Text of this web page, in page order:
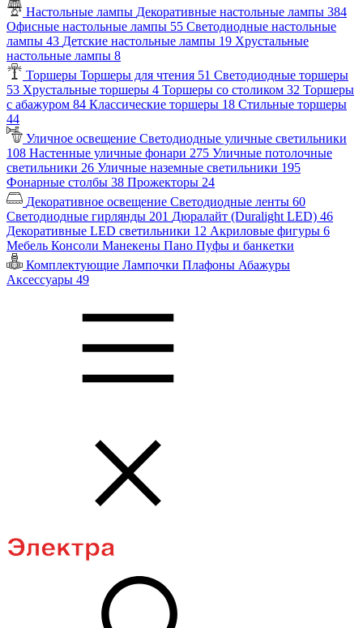
Настольные лампы Декоративные настольные лампы 384
Офисные настольные лампы 55 Светодиодные настольные
лампы 43 Детские настольные лампы 19 Хрустальные
настольные лампы 8
Торшеры Торшеры для чтения 51 Светодиодные торшеры
53 Хрустальные торшеры 4 Торшеры со столиком 32 Торшеры
с абажуром 84 Классические торшеры 18 Стильные торшеры
44
Уличное освещение Светодиодные уличные светильники
108 Настенные уличные фонари 275 Уличные потолочные
светильники 26 Уличные наземные светильники 195
Фонарные столбы 38 Прожекторы 24
Декоративное освещение Светодиодные ленты 60
Светодиодные гирлянды 201 Дюралайт (Duralight LED) 46
Декоративные LED светильники 12 Акриловые фигуры 6
Мебель Консоли Манекены Пано Пуфы и банкетки
Комплектующие Лампочки Плафоны Абажуры
Аксессуары 49